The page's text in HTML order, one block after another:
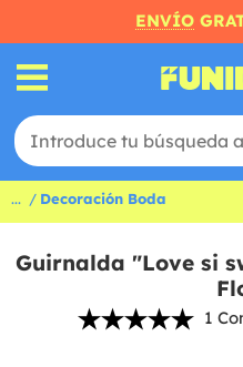
ENVÍO
... Decoración Boda
Guirnalda "Love si
1